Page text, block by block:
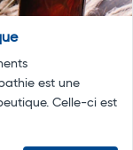
est une
Celle-ci est